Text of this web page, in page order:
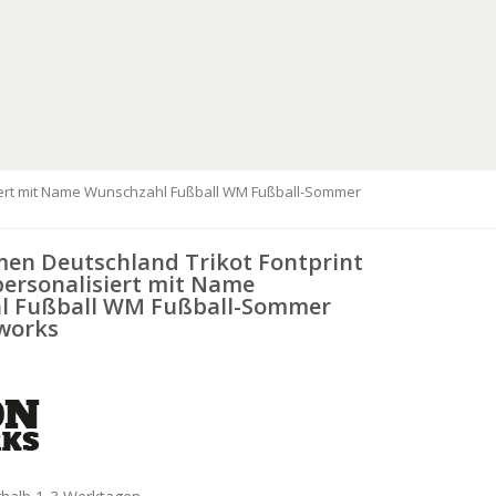
mit Name Wunschzahl Fußball WM Fußball-Sommer
Deutschland Trikot Fontprint
mit Name
Fußball WM Fußball-Sommer